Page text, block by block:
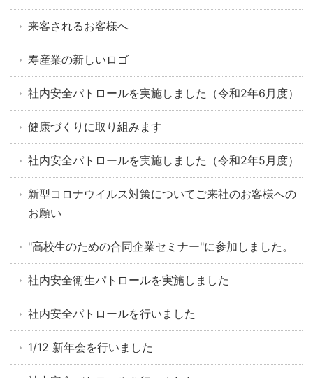
来客されるお客様へ
寿産業の新しいロゴ
社内安全パトロールを実施しました（令和2年6月度）
健康づくりに取り組みます
社内安全パトロールを実施しました（令和2年5月度）
新型コロナウイルス対策についてご来社のお客様への
お願い
"高校生のための合同企業セミナー"に参加しました。
社内安全衛生パトロールを実施しました
社内安全パトロールを行いました
1/12 新年会を行いました